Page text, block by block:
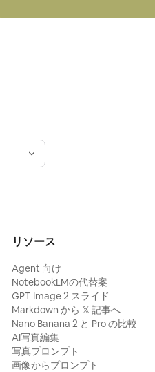
リソース
Agent 向け
NotebookLMの代替案
GPT Image 2 スライド
Markdown から 𝕏 記事へ
Nano Banana 2 と Pro の比較
AI写真編集
写真プロンプト
画像からプロンプト